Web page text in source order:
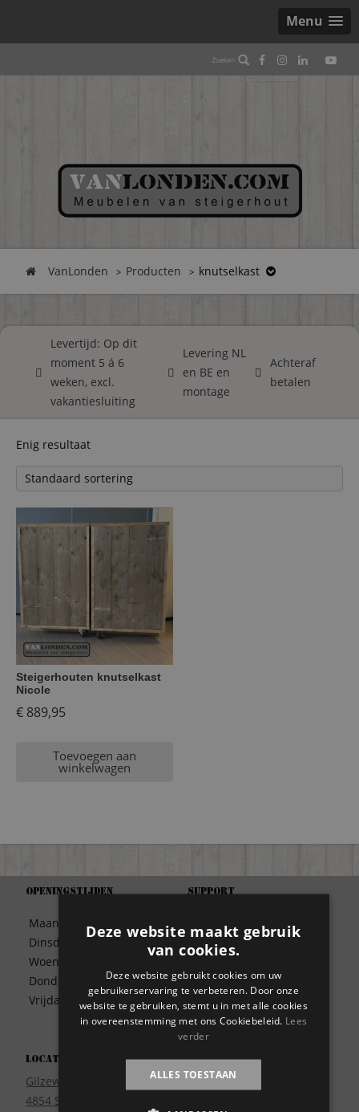
Menu
VanLonden Producten knutselkast
Levertijd: Op dit
moment 5 á 6
weken, excl.
vakantiesluiting
Levering NL
en BE en
montage
Achteraf
betalen
Enig resultaat
Steigerhouten knutselkast
Nicole
€ 889,95
Toevoegen aan
winkelwagen
Openingstijden
Maandag
Dinsdag
Woensdag
Donderdag
Vrijdag
09:30 – 17:00
09:30 – 17:00
09:30 – 17:00
09:30 – 17:00
Locatie
Gilzeweg 17
4854 SE Bavel
Support
Betaalwijze
Bezorgen
Contact
Disclaimer
Garantie
Meest gestelde vragen
Wie zijn wij?
Deze website maakt gebruik
van cookies.
Deze website gebruikt cookies om uw
gebruikerservaring te verbeteren. Door onze
website te gebruiken, stemt u in met alle cookies
in overeenstemming met ons Cookiebeleid. Lees
verder
ALLES TOESTAAN